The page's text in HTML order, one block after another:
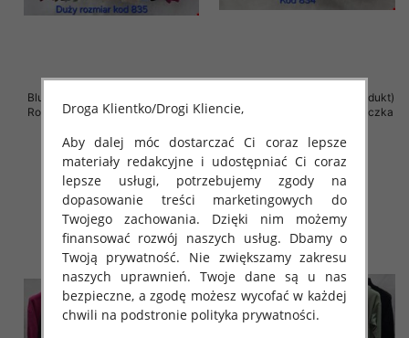
Bluzki damskie ( Turecki produkt)
Roz Standard , Mix Kolor .Paczka
46.00 zł
szczegóły
Bluzki damskie ( Turecki produkt)
Roz Standard , Mix Kolor .Paczka
43.00 zł
szczegóły
Droga Klientko/Drogi Kliencie,
Aby dalej móc dostarczać Ci coraz lepsze
materiały redakcyjne i udostępniać Ci coraz
lepsze usługi, potrzebujemy zgody na
dopasowanie treści marketingowych do
Twojego zachowania. Dzięki nim możemy
finansować rozwój naszych usług. Dbamy o
Twoją prywatność. Nie zwiększamy zakresu
naszych uprawnień. Twoje dane są u nas
bezpieczne, a zgodę możesz wycofać w każdej
chwili na podstronie polityka prywatności.